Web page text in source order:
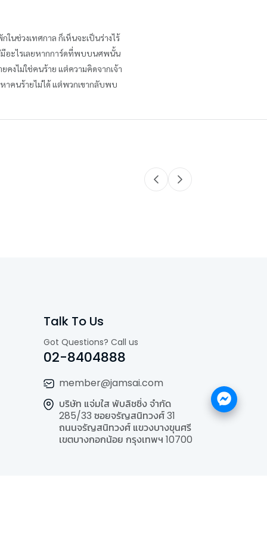
นช่วงเทศกาล ก็เห็นจะเป็นร่างไร้
มีอะไรเลยหากการ์ดที่พบบนศพนั้น
คงไม่ใช่คนร้าย แต่ความคิดจากเจ้า
าคนร้ายไม่ได้ แต่พวกเขากลับพบ
Talk To Us
Got Questions? Call us
02-8404888
member@jamsai.com
บริษัท แจ่มใส พับลิชชิ่ง จำกัด
285/33 ซอยจรัญสนิทวงศ์ 31
ถนนจรัญสนิทวงศ์ แขวงบางขุนศรี
เขตบางกอกน้อย กรุงเทพฯ 10700